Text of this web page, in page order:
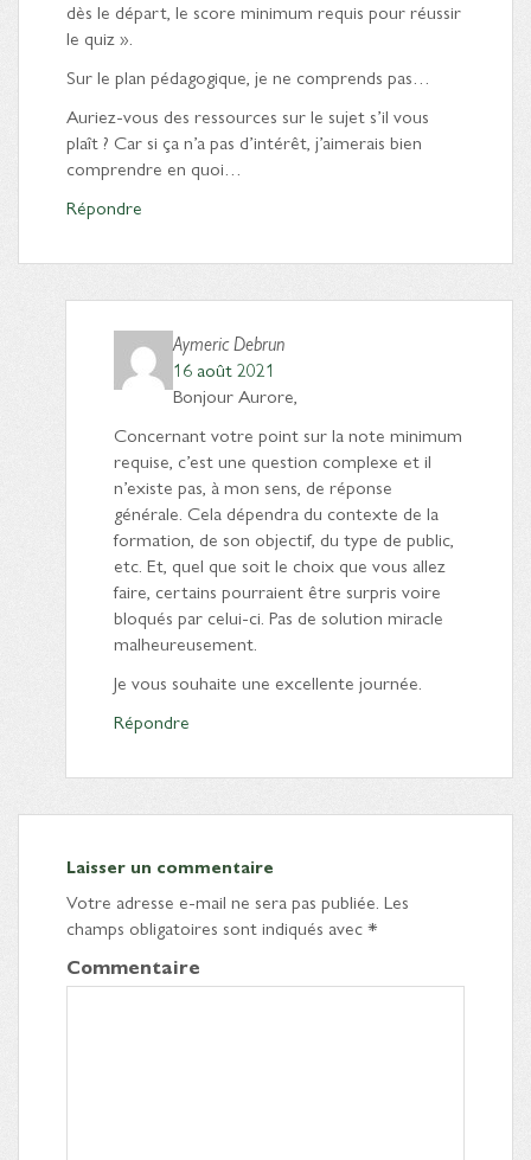
dès le départ, le score minimum requis pour réussir
le quiz ».
Sur le plan pédagogique, je ne comprends pas…
Auriez-vous des ressources sur le sujet s’il vous
plaît ? Car si ça n’a pas d’intérêt, j’aimerais bien
comprendre en quoi…
Répondre
Aymeric Debrun
16 août 2021
Bonjour Aurore,
Concernant votre point sur la note minimum
requise, c’est une question complexe et il
n’existe pas, à mon sens, de réponse
générale. Cela dépendra du contexte de la
formation, de son objectif, du type de public,
etc. Et, quel que soit le choix que vous allez
faire, certains pourraient être surpris voire
bloqués par celui-ci. Pas de solution miracle
malheureusement.
Je vous souhaite une excellente journée.
Répondre
Laisser un commentaire
Votre adresse e-mail ne sera pas publiée. Les
champs obligatoires sont indiqués avec*
Commentaire